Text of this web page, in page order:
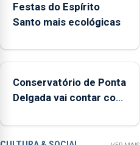
ocorrências
e
inspeções
relacionadas
a
Festas do Espírito
Santo mais ecológicas
Conservatório de Ponta
Delgada vai contar com